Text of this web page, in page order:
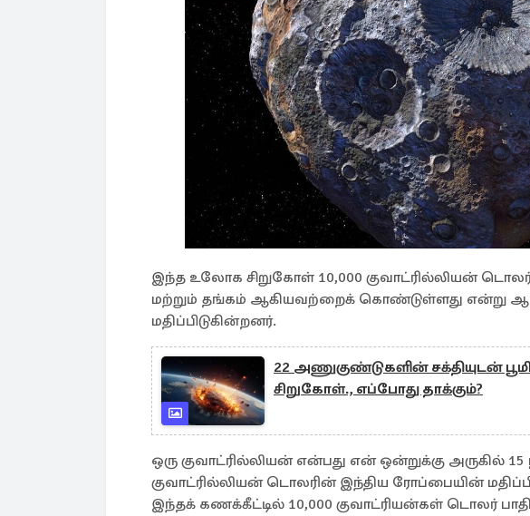
இந்த உலோக சிறுகோள் 10,000 குவாட்ரில்லியன்
மற்றும் தங்கம் ஆகியவற்றைக் கொண்டுள்ளது என்று
மதிப்பிடுகின்றனர்.
22 அணுகுண்டுகளின் சக்தியுடன்
சிறுகோள்., எப்போது தாக்கும்?
ஒரு குவாட்ரில்லியன் என்பது என் ஒன்றுக்கு அருகில்
குவாட்ரில்லியன் டொலரின் இந்திய ரோப்பையின்
இந்தக் கணக்கீட்டில் 10,000 குவாட்ரியன்கள் டொலர்